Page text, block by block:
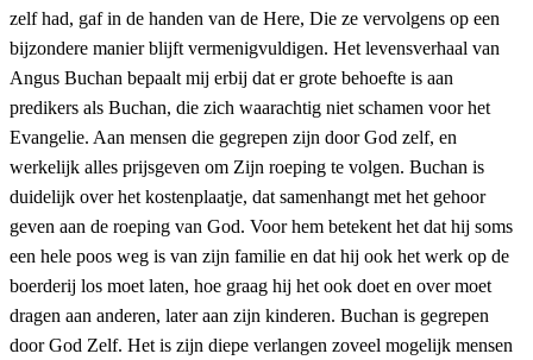
zelf had, gaf in de handen van de Here, Die ze vervolgens op een
bijzondere manier blijft vermenigvuldigen. Het levensverhaal van
Angus Buchan bepaalt mij erbij dat er grote behoefte is aan
predikers als Buchan, die zich waarachtig niet schamen voor het
Evangelie. Aan mensen die gegrepen zijn door God zelf, en
werkelijk alles prijsgeven om Zijn roeping te volgen. Buchan is
duidelijk over het kostenplaatje, dat samenhangt met het gehoor
geven aan de roeping van God. Voor hem betekent het dat hij soms
een hele poos weg is van zijn familie en dat hij ook het werk op de
boerderij los moet laten, hoe graag hij het ook doet en over moet
dragen aan anderen, later aan zijn kinderen. Buchan is gegrepen
door God Zelf. Het is zijn diepe verlangen zoveel mogelijk mensen